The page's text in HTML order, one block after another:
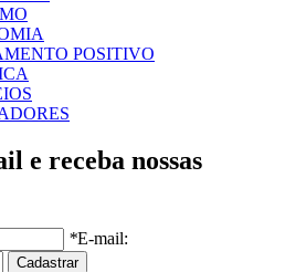
POSITIVO
e receba nossas
*E-mail: